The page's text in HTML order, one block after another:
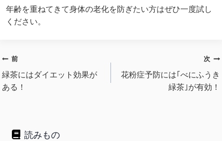
年齢を重ねてきて身体の老化を防ぎたい方はぜひ一度試し
ください。
投
稿
ナ
前
緑茶にはダイエット効果が
ある！
次
花粉症予防には｢べにふうき
緑茶｣が有効！
読みもの